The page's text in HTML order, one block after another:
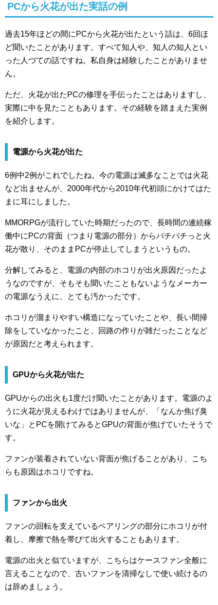
PCから火花が出た実話の例
過去15年ほどの間にPCから火花が出たという話は、6回ほ
ど聞いたことがあります。すべて知人や、知人の知人とい
った人づての話ですね。私自身は経験したことがありませ
ん。
ただ、火花が出たPCの修理を手伝ったことはありますし、
実際に中を見たこともあります。その経験を踏まえた実例
を紹介します。
電源から火花が出た
6例中2例がこれでしたね。今の電源は滅多なことでは火花
など出ませんが、2000年代から2010年代初頭にかけてはた
まに耳にしました。
MMORPGが流行していた時期だったので、長時間の連続稼
働中にPCの背面（つまり電源の部分）からバチバチっと火
花が散り、そのままPCが停止してしまうというもの。
分解してみると、電源の内部のホコリが出火原因だったよ
うなのですが、そもそも聞いたこともないようなメーカー
の電源なうえに、とても汚かったです。
ホコリが溜まりやすい構造になっていたことや、長い間掃
除をしていなかったこと、回路の作りが雑だったことなど
が原因だと考えられます。
GPUから火花が出た
GPUからの出火も1度だけ聞いたことがあります。電源のよ
うに火花が見えるわけではありませんが、「なんか焦げ臭
いな」とPCを開けてみるとGPUの背面が焦げていたそうで
す。
ファンが装着されていない背面が焦げることがあり、こち
らも原因はホコリですね。
ファンから出火
ファンの回転を支えているベアリングの部分にホコリが付
着し、摩擦で熱を帯びて出火することもあります。
電源の出火と似ていますが、こちらはケースファン全般に
言えることなので、古いファンを清掃なしで使い続けるの
は辞めましょう。